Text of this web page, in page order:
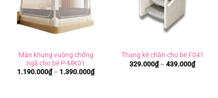
Màn khung vuông chống
ngã cho bé P-MK01
1.190.000₫ – 1.390.000₫Khoảng
giá:
Thang kê chân cho bé F041
329.000₫ – 439.000₫Khoảng
giá: